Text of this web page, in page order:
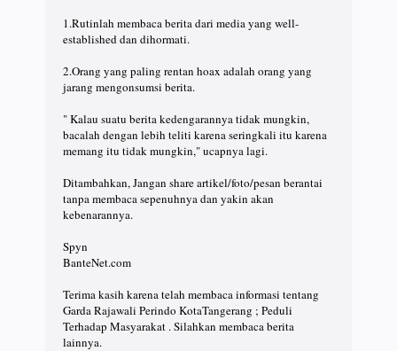
1.Rutinlah membaca berita dari media yang well-
established dan dihormati.
2.Orang yang paling rentan hoax adalah orang yang
jarang mengonsumsi berita.
" Kalau suatu berita kedengarannya tidak mungkin,
bacalah dengan lebih teliti karena seringkali itu karena
memang itu tidak mungkin," ucapnya lagi.
Ditambahkan, Jangan share artikel/foto/pesan berantai
tanpa membaca sepenuhnya dan yakin akan
kebenarannya.
Spyn
BanteNet.com
Terima kasih karena telah membaca informasi tentang
Garda Rajawali Perindo KotaTangerang ; Peduli
Terhadap Masyarakat . Silahkan membaca berita
lainnya.